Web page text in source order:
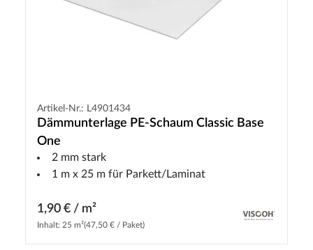
Artikel-Nr.: L4901434
Dämmunterlage PE-Schaum Classic Base
One
2 mm stark
1 m x 25 m für Parkett/Laminat
1,90 € / m²
Inhalt: 25 m²(47,50 € / Paket)